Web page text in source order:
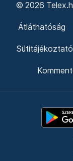
© 2026
Átláthatóság
Sütitájékoztató